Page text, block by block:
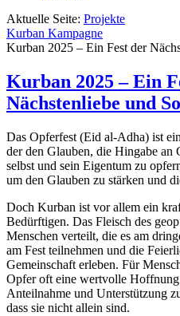
Aktuelle Seite: Projekte
Kurban Kampagne
Kurban 2025 – Ein Fest der
Kurban 2025 – Ein
Nächstenliebe und
Das Opferfest (Eid al-Adha) ist
der den Glauben, die Hingabe an
selbst und sein Eigentum zu
um den Glauben zu stärken und
Doch Kurban ist vor allem ein
Bedürftigen. Das Fleisch des
Menschen verteilt, die es am
am Fest teilnehmen und die
Gemeinschaft erleben. Für
Opfer oft eine wertvolle
Anteilnahme und Unterstützung
dass sie nicht allein sind.